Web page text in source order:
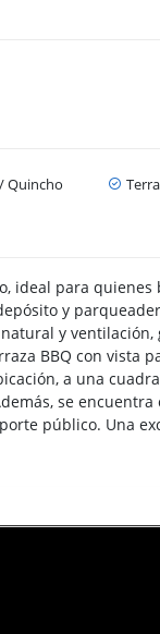
Quincho
ideal para quienes
y
y ventilación,
BBQ con vista
a una
se encuentra
público. Una